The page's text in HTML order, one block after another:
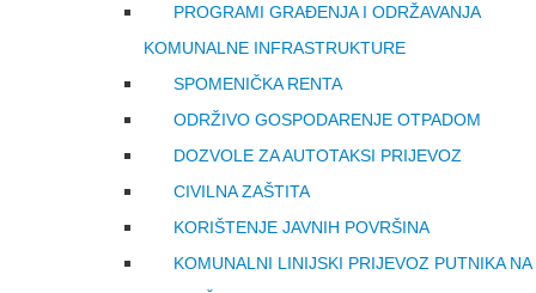
PROGRAMI GRAĐENJA I ODRŽAVANJA
KOMUNALNE INFRASTRUKTURE
SPOMENIČKA RENTA
ODRŽIVO GOSPODARENJE OTPADOM
DOZVOLE ZA AUTOTAKSI PRIJEVOZ
CIVILNA ZAŠTITA
KORIŠTENJE JAVNIH POVRŠINA
KOMUNALNI LINIJSKI PRIJEVOZ PUTNIKA NA